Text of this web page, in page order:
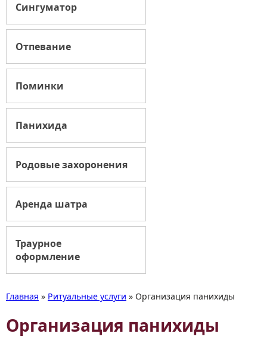
Сингуматор
Отпевание
Поминки
Панихида
Родовые захоронения
Аренда шатра
Траурное
оформление
Главная » Ритуальные услуги » Организация панихиды
Организация панихиды